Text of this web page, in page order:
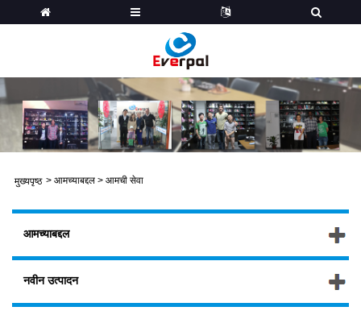
मुख्यपृष्ठ > आमच्याबद्दल > आमची सेवा
आमच्याबद्दल
नवीन उत्पादन